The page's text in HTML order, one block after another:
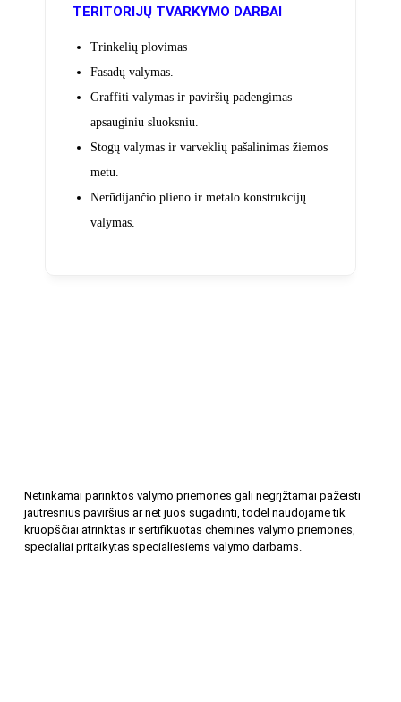
TERITORIJŲ TVARKYMO DARBAI
Trinkelių plovimas
Fasadų valymas.
Graffiti valymas ir paviršių padengimas
apsauginiu sluoksniu.
Stogų valymas ir varveklių pašalinimas žiemos
metu.
Nerūdijančio plieno ir metalo konstrukcijų
valymas.
Netinkamai parinktos valymo priemonės gali negrįžtamai pažeisti
jautresnius paviršius ar net juos sugadinti, todėl naudojame tik
kruopščiai atrinktas ir sertifikuotas chemines valymo priemones,
specialiai pritaikytas specialiesiems valymo darbams.